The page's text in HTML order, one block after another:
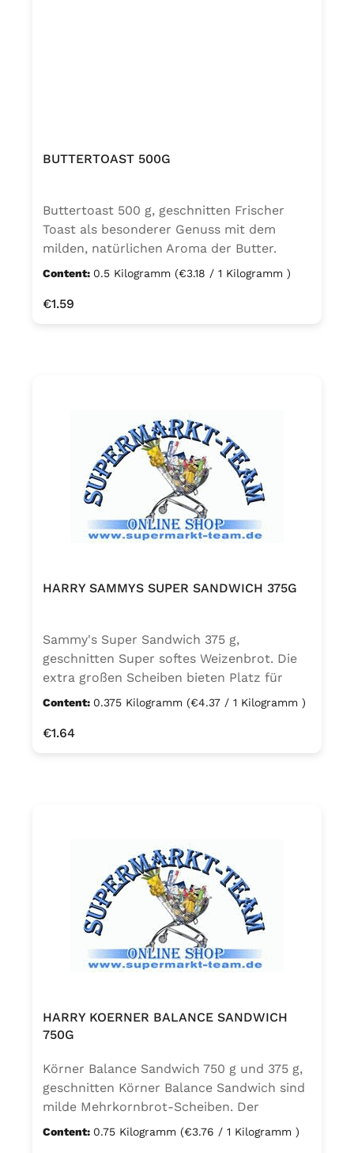
BUTTERTOAST 500G
Buttertoast 500 g, geschnitten Frischer
Toast als besonderer Genuss mit dem
milden, natürlichen Aroma der Butter.
Buttertoast mit 2,8 % Butterreinfett
Natursauerteig (Wasser, WEIZENmehl),
Content: 0.5 Kilogramm (€3.18 / 1 Kilogramm )
Regular price:
€1.59
HARRY SAMMYS SUPER SANDWICH 375G
Sammy's Super Sandwich 375 g,
geschnitten Super softes Weizenbrot. Die
extra großen Scheiben bieten Platz für
viele leckere Sandwich-Ideen und haben
Weizenbrot Zutaten: WEIZENmehl, Wasser,
Content: 0.375 Kilogramm (€4.37 / 1 Kilogramm )
Regular price:
€1.64
HARRY KOERNER BALANCE SANDWICH
750G
Körner Balance Sandwich 750 g und 375 g,
geschnitten Körner Balance Sandwich sind
milde Mehrkornbrot-Scheiben. Der
Vollkornanteil wird mit Weizenspeisekleie
Content: 0.75 Kilogramm (€3.76 / 1 Kilogramm )